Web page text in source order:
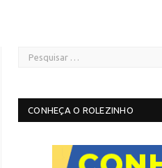
CONHEÇA O ROLEZINHO